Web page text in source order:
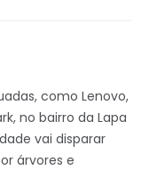
como Lenovo,
no bairro da Lapa
vai disparar
árvores e